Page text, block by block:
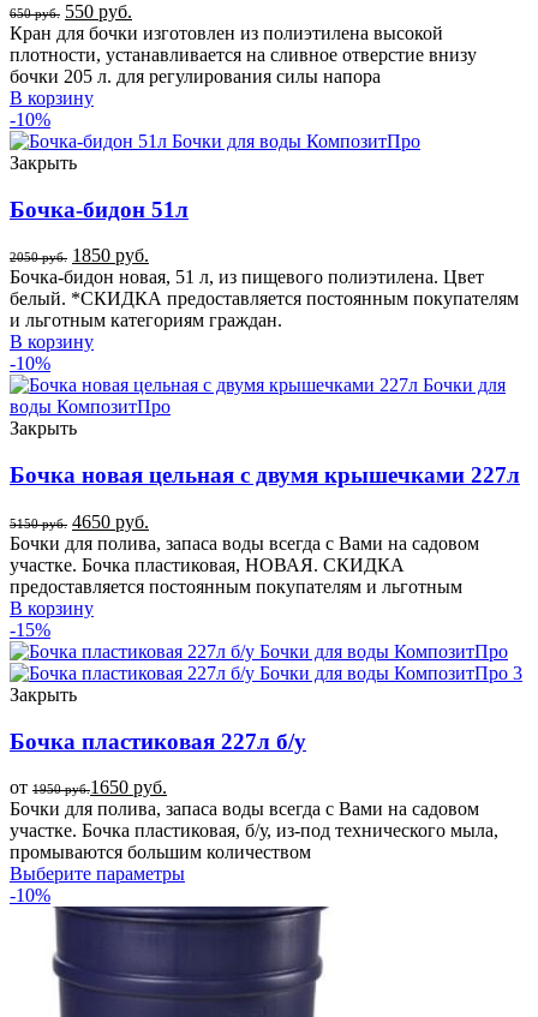
650руб. 550 руб.
Кран для бочки изготовлен из полиэтилена высокой
плотности, устанавливается на сливное отверстие внизу
бочки 205 л. для регулирования силы напора
В корзину
-10%
Закрыть
Бочка-бидон 51л
2050руб. 1850 руб.
Бочка-бидон новая, 51 л, из пищевого полиэтилена. Цвет
белый. *СКИДКА предоставляется постоянным покупателям
и льготным категориям граждан.
В корзину
-10%
Закрыть
Бочка новая цельная с двумя крышечками 227л
5150руб. 4650 руб.
Бочки для полива, запаса воды всегда с Вами на садовом
участке. Бочка пластиковая, НОВАЯ. СКИДКА
предоставляется постоянным покупателям и льготным
В корзину
-15%
Закрыть
Бочка пластиковая 227л б/у
от 1950руб.1650 руб.
Бочки для полива, запаса воды всегда с Вами на садовом
участке. Бочка пластиковая, б/у, из-под технического мыла,
промываются большим количеством
Выберите параметры
-10%